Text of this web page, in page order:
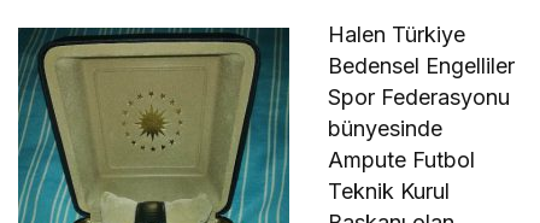
Halen Türkiye
Bedensel Engelliler
Spor Federasyonu
bünyesinde
Ampute Futbol
Teknik Kurul